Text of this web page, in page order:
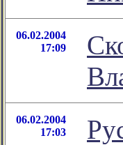
06.02.2004
17:09
06.02.2004
17:03